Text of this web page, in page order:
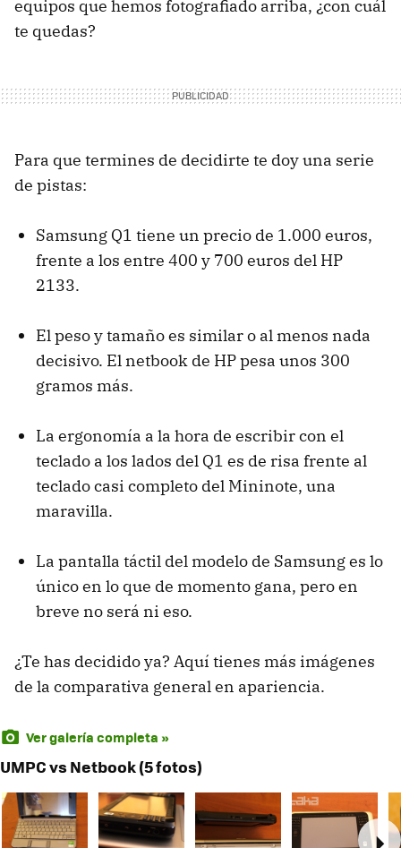
equipos que hemos fotografiado arriba, ¿con cuál
te quedas?
Para que termines de decidirte te doy una serie
de pistas:
Samsung Q1 tiene un precio de 1.000 euros,
frente a los entre 400 y 700 euros del HP
2133.
El peso y tamaño es similar o al menos nada
decisivo. El netbook de HP pesa unos 300
gramos más.
La ergonomía a la hora de escribir con el
teclado a los lados del Q1 es de risa frente al
teclado casi completo del Mininote, una
maravilla.
La pantalla táctil del modelo de Samsung es lo
único en lo que de momento gana, pero en
breve no será ni eso.
¿Te has decidido ya? Aquí tienes más imágenes
de la comparativa general en apariencia.
Ver galería completa »
UMPC vs Netbook (5 fotos)